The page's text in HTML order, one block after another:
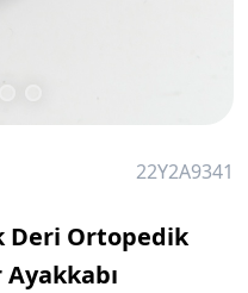
22Y2A9341
Deri Ortopedik